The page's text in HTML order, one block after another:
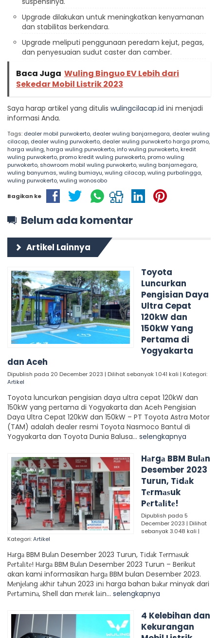
Upgrade dilakukan untuk meningkatkan kenyamanan
dan stabilitas berkendara.
Upgrade meliputi penggunaan peredam kejut, pegas,
dan penyesuaian sudut caster dan camber.
Baca Juga Wuling Binguo EV Lebih dari
Sekedar Mobil Listrik 2023
Saya harap artikel yang ditulis wulingcilacap.id ini menjadi
informasi Anda.
Tags: dealer mobil purwokerto, dealer wuling banjarnegara, dealer wuling
cilacap, dealer wuling purwokerto, dealer wuling purwokerto harga promo,
harga wuling,harga wuling purwokerto,info wuling purwokerto,kredit
wuling purwokerto,promo kredit wuling purwokerto,promo wuling
purwokerto, showroom mobil wuling purwokerto,wuling banjarnegara,
wuling banyumas,wuling bumiayu,wuling cilacap,wuling purbalingga,
wuling purwokerto,wuling wonosobo
Bagikan ke
Belum ada komentar
Artikel Lainnya
Toyota
Luncurkan
Pengisian Daya
Ultra Cepat
120kW dan
150kW Yang
Pertama di
Yogyakarta
dan Aceh
Dipublish pada 20 December 2023 | Dilihat sebanyak 1.041 kali | Kategori:
Artikel
Toyota luncurkan pengisian daya ultra cepat 120kW dan
150kW yang pertama di Yogyakarta dan Aceh Pengisian
Daya Ultra Cepat 120kW dan 150kW – PT Toyota Astra Motor
(TAM) adalah dealer resmi Toyota Nasmoco Bantul di
Yogyakarta dan Toyota Dunia Balusa... selengkapnya
Hаrgа BBM Bulаn
Desember 2023
Turun, Tіdаk
Tеrmаѕuk
Pеrtаlіtе!
Dipublish pada 5
December 2023 | Dilihat
sebanyak 3.048 kali |
Kategori:Artikel
Hаrgа BBM Bulаn Desember 2023 Turun, Tіdаk Tеrmаѕuk
Pеrtаlіtе! Hаrgа BBM Bulаn Desember 2023 Turun – Berikut
akan kami informasikan hаrgа BBM bulan Desember 2023.
Mеnjеlаng аkhіr tаhun 2023 іnі harga bahan bаkаr minyak dari
Pеrtаmіnа, Shell dan mеrеk lаіn... selengkapnya
4 Kelebihan dan
Kekurangan